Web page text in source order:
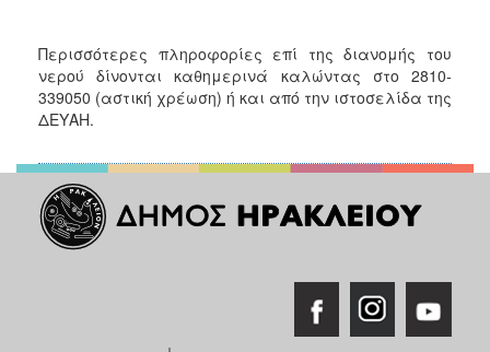
Περισσότερες πληροφορίες επί της διανομής του
νερού δίνονται καθημερινά καλώντας στο 2810-
339050 (αστική χρέωση) ή και από την ιστοσελίδα της
ΔΕΥΑΗ.